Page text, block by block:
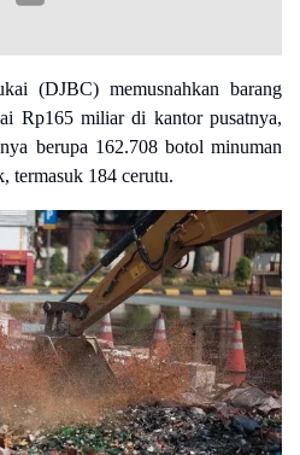
(DJBC) memusnahkan barang
Rp165 miliar di kantor pusatnya,
berupa 162.708 botol minuman
termasuk 184 cerutu.